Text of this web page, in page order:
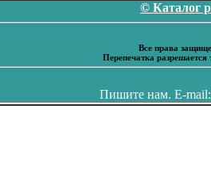
© Каталог
Все права
Перепечатка
Пишите нам. E-